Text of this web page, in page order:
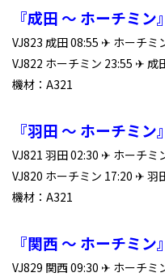
『成田 ～ ホーチミン』
VJ823 成田 08:55 ✈ ホーチ
VJ822 ホーチミン 23:55 ✈
機材：A321
『羽田 ～ ホーチミン』
VJ821 羽田 02:30 ✈ ホーチ
VJ820 ホーチミン 17:20 ✈
機材：A321
『関西 ～ ホーチミン』
VJ829 関西 09:30 ✈ ホーチ